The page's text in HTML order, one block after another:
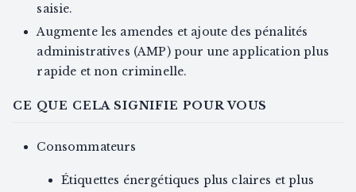
saisie.
Augmente les amendes et ajoute des pénalités
administratives (AMP) pour une application plus
rapide et non criminelle.
CE QUE CELA SIGNIFIE POUR VOUS
Consommateurs
Étiquettes énergétiques plus claires et plus